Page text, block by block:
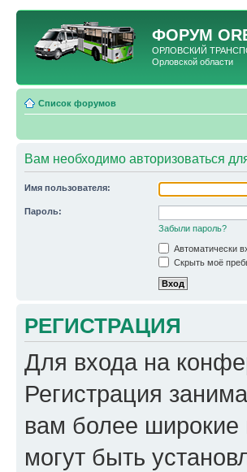
ФОРУМ
ОРЛОВСКИЙ
Орловской области
Список форумов
Вам необходимо авторизоваться
Имя пользователя:
Пароль:
Забыли пароль?
Автоматически
Скрыть моё
РЕГИСТРАЦИЯ
Для входа на
Регистрация
вам более
могут быть